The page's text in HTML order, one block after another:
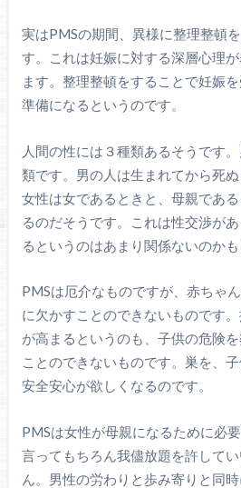
実はPMSの期間、異様に整理整頓
す。これは妊娠に対する深層心理
ます。整理整頓をすることで妊娠
準備になるというのです。
人間の性には３種類あるそうです
類です。男の人は生まれてから死ぬ
女性は女であるときと、母親であ
るのだそうです。これは性交渉が
るというのはあまり関係ないのかも
PMSは厄介なものですが、赤ちゃ
に欠かすことのできないものです
が高まるというのも、子供の危険
ことのできないものです。巣を、
安全安心が欲しくなるのです。
PMSは女性が母親になるために必
言ってもちろん我儘放題を許して
ん。男性の労わりと歩み寄りと同